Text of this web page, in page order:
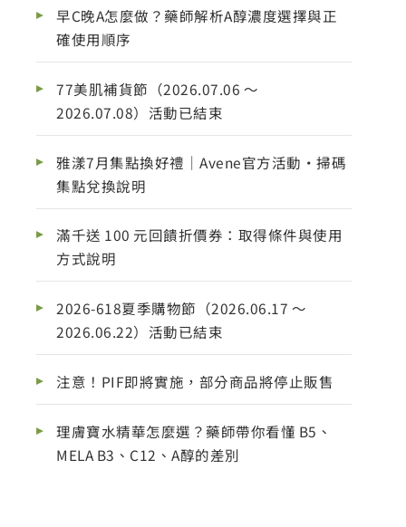
早C晚A怎麼做？藥師解析A醇濃度選擇與正
確使用順序
77美肌補貨節（2026.07.06 ～
2026.07.08）活動已結束
雅漾7月集點換好禮｜Avene官方活動・掃碼
集點兌換說明
滿千送 100 元回饋折價券：取得條件與使用
方式說明
2026-618夏季購物節（2026.06.17 ～
2026.06.22）活動已結束
注意！PIF即將實施，部分商品將停止販售
理膚寶水精華怎麼選？藥師帶你看懂 B5、
MELA B3、C12、A醇的差別